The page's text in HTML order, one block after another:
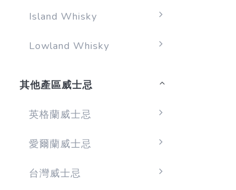
Island Whisky
Lowland Whisky
其他產區威士忌
英格蘭威士忌
愛爾蘭威士忌
台灣威士忌